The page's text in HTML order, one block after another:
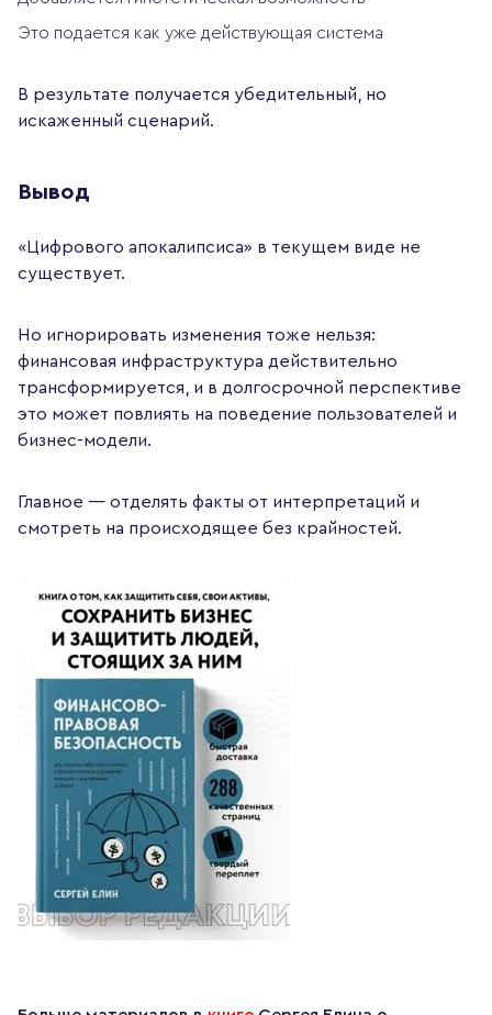
Это подается как уже действующая система
В результате получается убедительный, но
искаженный сценарий.
Вывод
«Цифрового апокалипсиса» в текущем виде не
существует.
Но игнорировать изменения тоже нельзя:
финансовая инфраструктура действительно
трансформируется, и в долгосрочной перспективе
это может повлиять на поведение пользователей и
бизнес-модели.
Главное — отделять факты от интерпретаций и
смотреть на происходящее без крайностей.